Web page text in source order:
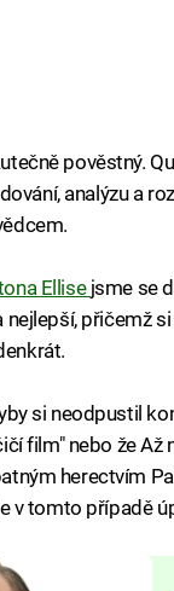
pověstný.
analýzu a
Ellisejsme se
přičemž
si neodpustil
film" nebo že
herectvím
v tomto případě